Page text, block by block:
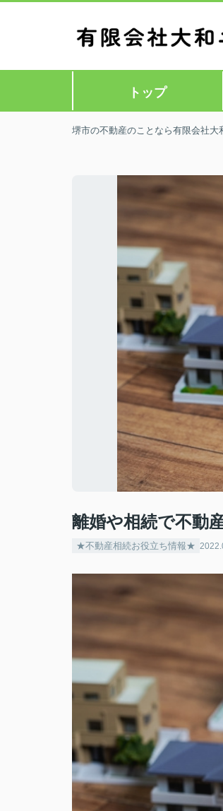
トップ
堺市の不動産のことなら有限会社大
離婚や相続で不動
★不動産相続お役立ち情報★